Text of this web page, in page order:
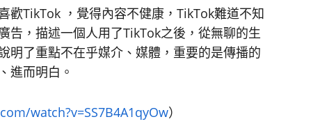
歡TikTok ，覺得內容不健康，TikTok難道不知
告，描述一個人用了TikTok之後，從無聊的生
明了重點不在乎媒介、媒體，重要的是傳播的
進而明白。
watch?v=SS7B4A1qyOw）